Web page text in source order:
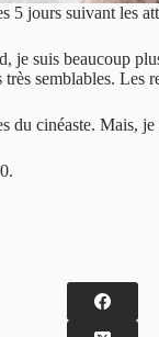
5 jours suivant les
je suis beaucoup
semblables. Les
du cinéaste. Mais,